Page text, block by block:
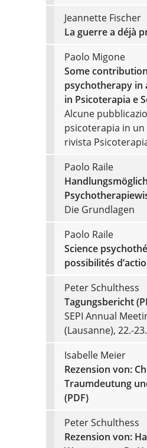
Jeannette Fischer
La guerre a déjà
Paolo Migone
Some
psychotherapy in
in Psicoterapia e
Alcune
psicoterapia in
rivista
Paolo Raile
Die Grundlagen
Paolo Raile
Science
possibilités
Peter Schulthess
Tagungsbericht
SEPI Annual
(Lausanne), 22.-
Isabelle Meier
Rezension von:
Traumdeutung
(PDF)
Peter Schulthess
Rezension von: